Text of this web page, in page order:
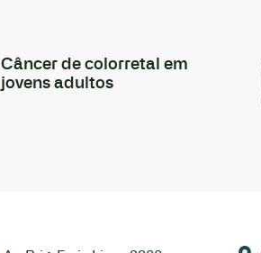
Câncer de colorretal em
jovens adultos